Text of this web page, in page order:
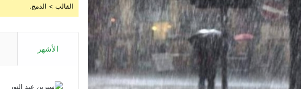
القالب > الدمج.
الأشهر